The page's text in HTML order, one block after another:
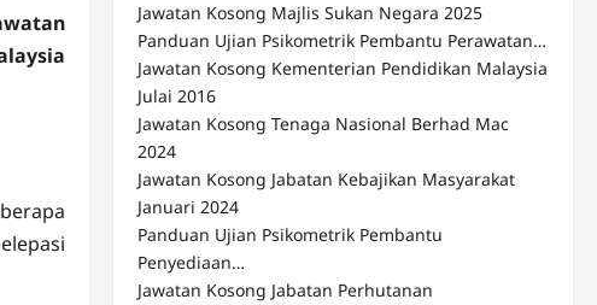
Jawatan Kosong Majlis Sukan Negara 2025
Panduan Ujian Psikometrik Pembantu Perawatan…
Jawatan Kosong Kementerian Pendidikan Malaysia
Julai 2016
Jawatan Kosong Tenaga Nasional Berhad Mac
2024
Jawatan Kosong Jabatan Kebajikan Masyarakat
Januari 2024
Panduan Ujian Psikometrik Pembantu
Penyediaan…
Jawatan Kosong Jabatan Perhutanan